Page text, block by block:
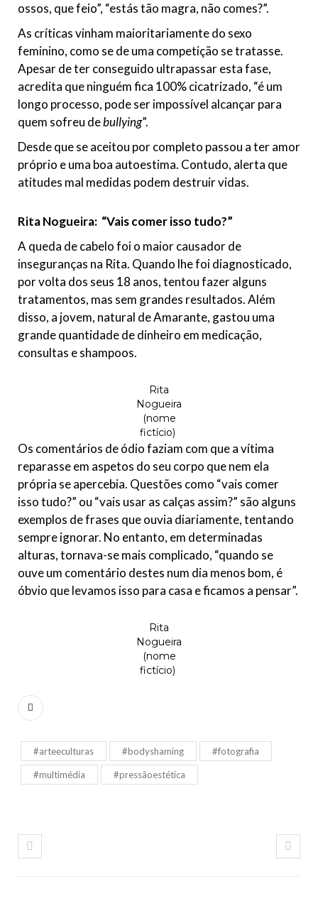
ossos, que feio”, “estás tão magra, não comes?”.
As críticas vinham maioritariamente do sexo
feminino, como se de uma competição se tratasse.
Apesar de ter conseguido ultrapassar esta fase,
acredita que ninguém fica 100% cicatrizado, “é um
longo processo, pode ser impossível alcançar para
quem sofreu debullying”.
Desde que se aceitou por completo passou a ter amor
próprio e uma boa autoestima. Contudo, alerta que
atitudes mal medidas podem destruir vidas.
Rita Nogueira: “Vais comer isso tudo?”
A queda de cabelo foi o maior causador de
inseguranças na Rita. Quando lhe foi diagnosticado,
por volta dos seus 18 anos, tentou fazer alguns
tratamentos, mas sem grandes resultados. Além
disso, a jovem, natural de Amarante, gastou uma
grande quantidade de dinheiro em medicação,
consultas e shampoos.
Rita
Nogueira
(nome
fictício)
Os comentários de ódio faziam com que a vítima
reparasse em aspetos do seu corpo que nem ela
própria se apercebia. Questões como “vais comer
isso tudo?” ou “vais usar as calças assim?” são alguns
exemplos de frases que ouvia diariamente, tentando
sempre ignorar. No entanto, em determinadas
alturas, tornava-se mais complicado, “quando se
ouve um comentário destes num dia menos bom, é
óbvio que levamos isso para casa e ficamos a pensar”.
Rita
Nogueira
(nome
fictício)
#arteeculturas #bodyshaming #fotografia
#multimédia #pressãoestética